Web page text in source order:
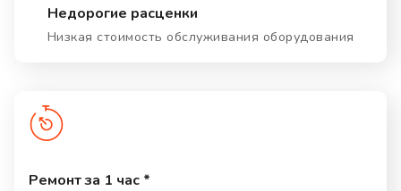
Недорогие расценки
Низкая стоимость обслуживания оборудования
Ремонт за 1 час *